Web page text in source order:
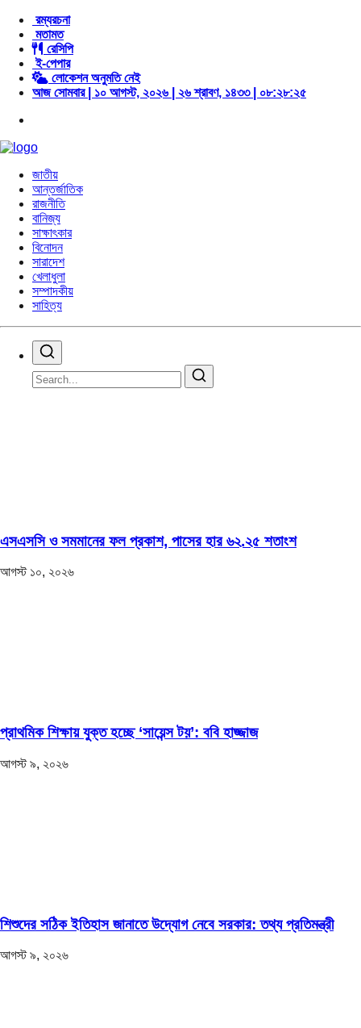
রম্যরচনা
মতামত
রেসিপি
ই-পেপার
লোকেশন অনুমতি নেই
আজ সোমবার | ১০ আগস্ট, ২০২৬ | ২৬ শ্রাবণ, ১৪৩৩ | ০৮:২৮:২৬
জাতীয়
আন্তর্জাতিক
রাজনীতি
বানিজ্য
সাক্ষাৎকার
বিনোদন
সারাদেশ
খেলাধুলা
সম্পাদকীয়
সাহিত্য
এসএসসি ও সমমানের ফল প্রকাশ, পাসের হার ৬২.২৫ শতাংশ
আগস্ট ১০, ২০২৬
প্রাথমিক শিক্ষায় যুক্ত হচ্ছে ‘সায়েন্স টয়’: ববি হাজ্জাজ
আগস্ট ৯, ২০২৬
শিশুদের সঠিক ইতিহাস জানাতে উদ্যোগ নেবে সরকার: তথ্য প্রতিমন্ত্রী
আগস্ট ৯, ২০২৬